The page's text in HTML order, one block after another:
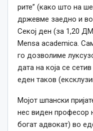
ри­те” (ка­ко што на
др­жев­ме за­ед­но и
Се­кој ден (за 1,20
Mensa academica.
го доз­во­ли­ме
да­та на ко­ја се
еден та­ков
Мо­јот шпан­ски
нес ви­ден про­фе­сор
бо­га­т ад­во­кат) во